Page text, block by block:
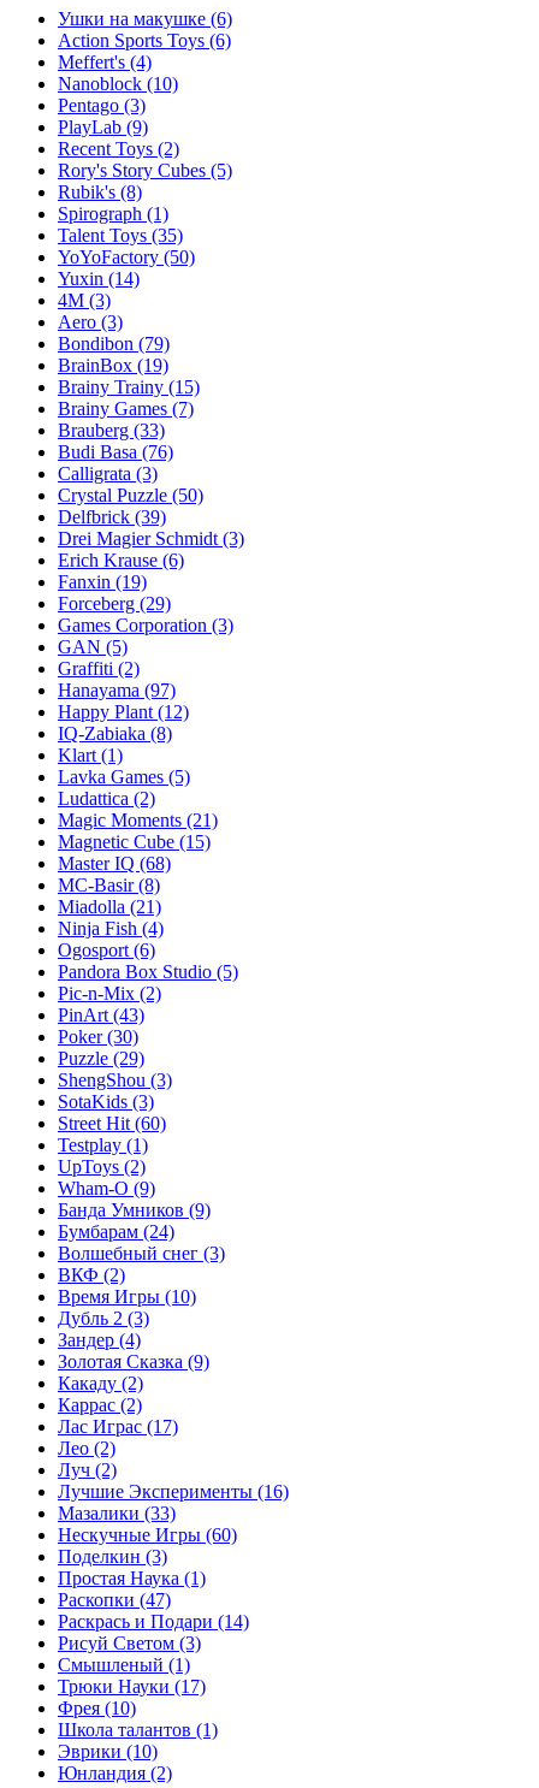
Ушки на макушке (6)
Action Sports Toys (6)
Meffert's (4)
Nanoblock (10)
Pentago (3)
PlayLab (9)
Recent Toys (2)
Rory's Story Cubes (5)
Rubik's (8)
Spirograph (1)
Talent Toys (35)
YoYoFactory (50)
Yuxin (14)
4M (3)
Aero (3)
Bondibon (79)
BrainBox (19)
Brainy Trainy (15)
Brainy Games (7)
Brauberg (33)
Budi Basa (76)
Calligrata (3)
Crystal Puzzle (50)
Delfbrick (39)
Drei Magier Schmidt (3)
Erich Krause (6)
Fanxin (19)
Forceberg (29)
Games Corporation (3)
GAN (5)
Graffiti (2)
Hanayama (97)
Happy Plant (12)
IQ-Zabiaka (8)
Klart (1)
Lavka Games (5)
Ludattica (2)
Magic Moments (21)
Magnetic Cube (15)
Master IQ (68)
MC-Basir(8)
Miadolla (21)
Ninja Fish (4)
Ogosport (6)
Pandora Box Studio (5)
Pic-n-Mix (2)
PinArt (43)
Poker(30)
Puzzle (29)
ShengShou (3)
SotaKids (3)
Street Hit (60)
Testplay (1)
UpToys (2)
Wham-O (9)
Банда Умников (9)
Бумбарам (24)
Волшебный снег (3)
ВКФ (2)
Время Игры (10)
Дубль 2 (3)
Зандер (4)
Золотая Сказка (9)
Какаду (2)
Каррас (2)
Лас Играс (17)
Лео (2)
Луч (2)
Лучшие Эксперименты (16)
Мазалики (33)
Нескучные Игры (60)
Поделкин (3)
Простая Наука (1)
Раскопки (47)
Раскрась и Подари (14)
Рисуй Светом (3)
Смышленый (1)
Трюки Науки (17)
Фрея (10)
Школа талантов (1)
Эврики (10)
Юнландия (2)